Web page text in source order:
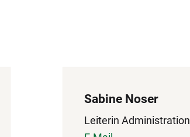
Sabine Noser
Leiterin Administration